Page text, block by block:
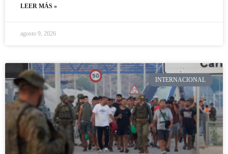
LEER MÁS »
agosto 9, 2026
INTERNACIONAL